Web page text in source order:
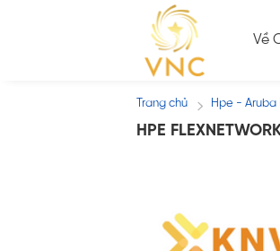
Về
Trang chủ / Hpe - Aruba
HPE